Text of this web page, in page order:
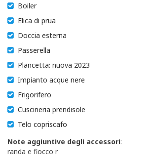
Boiler
Elica di prua
Doccia esterna
Passerella
Plancetta: nuova 2023
Impianto acque nere
Frigorifero
Cuscineria prendisole
Telo copriscafo
Note aggiuntive degli accessori:
randa e fiocco r